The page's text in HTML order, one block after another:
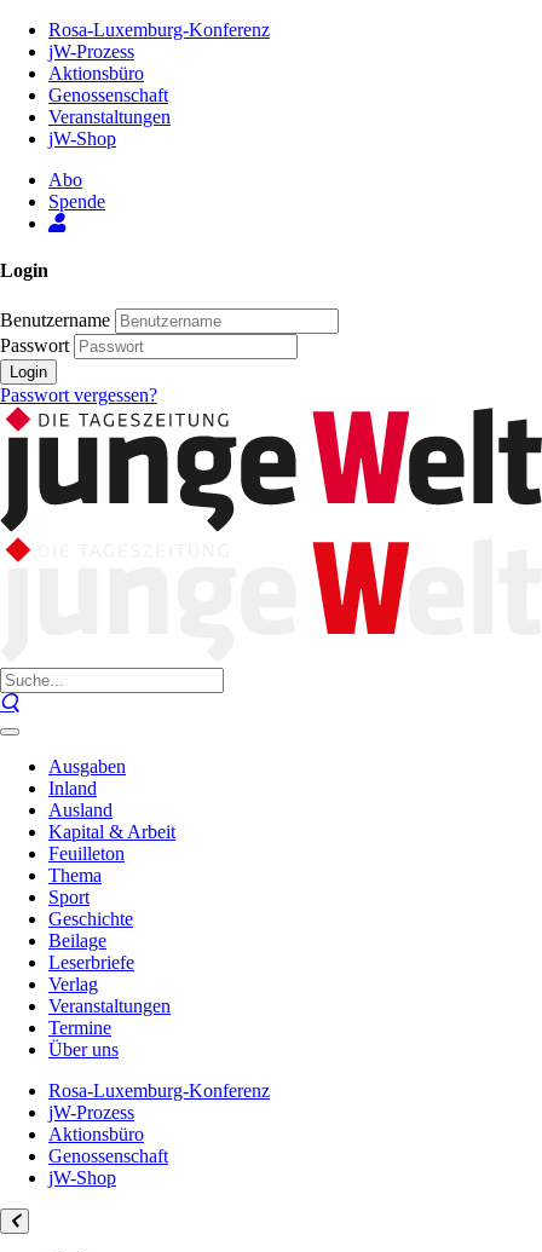
Inhalt
Seite
Rosa-Luxemburg-Konferenz
jW-Prozess
Aktionsbüro
Genossenschaft
Veranstaltungen
jW-Shop
Abo
Spende
Login
Benutzername
Passwort
Login
Passwort vergessen?
Ausgaben
Inland
Ausland
Kapital & Arbeit
Feuilleton
Thema
Sport
Geschichte
Beilage
Leserbriefe
Verlag
Veranstaltungen
Termine
Über uns
Rosa-Luxemburg-Konferenz
jW-Prozess
Aktionsbüro
Genossenschaft
jW-Shop